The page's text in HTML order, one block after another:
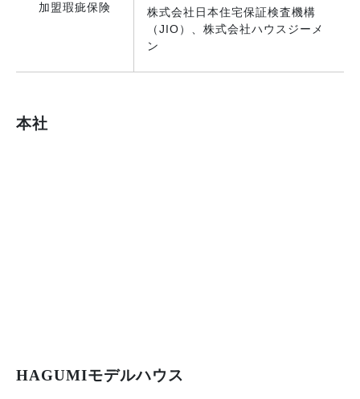
加盟瑕疵保険
株式会社日本住宅保証検査機構
（JIO）、株式会社ハウスジーメ
ン
本社
HAGUMIモデルハウス